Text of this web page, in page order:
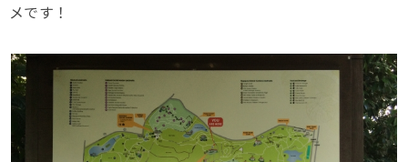
メです！